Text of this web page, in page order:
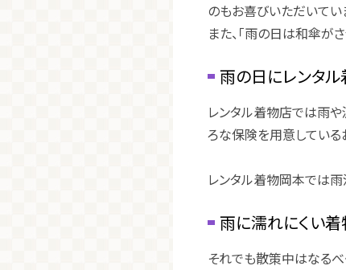
のもお喜びいただいてい
また、「雨の日は和傘が
雨の日にレンタ
レンタル着物店では雨
ろな保険を用意している
レンタル着物岡本では
雨に濡れにくい
それでも散策中はなるべ